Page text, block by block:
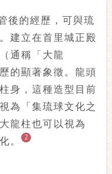
後的經歷，可與琉
建立在首里城正殿
通稱「大龍
的顯著象徵。龍頭
身，這種造型目前
為「集琉球文化之
龍柱也可以視為
。
2